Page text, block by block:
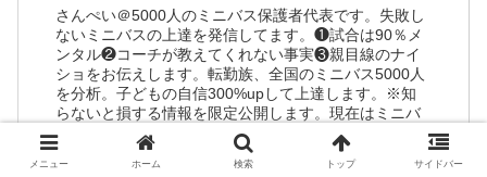
さんぺい＠5000人のミニバス保護者代表です。失敗し
ないミニバスの上達を発信してます。❶試合は90％メ
ンタル❷コーチが教えてくれない事実❸親目線のナイ
ショをお伝えします。転勤族、全国のミニバス5000人
を分析。子どもの自信300%upして上達します。※知
らないと損する情報を限定公開します。現在はミニバ
スクリエーターとして活動中
メニュー ホーム 検索 トップ サイドバー